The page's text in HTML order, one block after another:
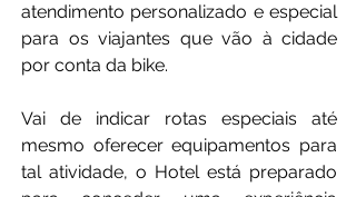
atendimento personalizado e especial
para os viajantes que vão à cidade
por conta da bike.
Vai de indicar rotas especiais até
mesmo oferecer equipamentos para
tal atividade, o Hotel está preparado